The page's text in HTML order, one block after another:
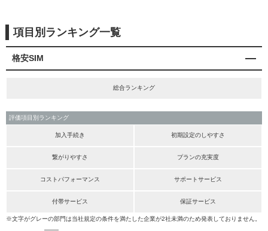
項目別ランキング一覧
格安SIM
総合ランキング
評価項目別ランキング
加入手続き 初期設定のしやすさ
繋がりやすさ プランの充実度
コストパフォーマンス サポートサービス
付帯サービス 保証サービス
※文字がグレーの部門は当社規定の条件を満たした企業が2社未満のため発表しておりません。